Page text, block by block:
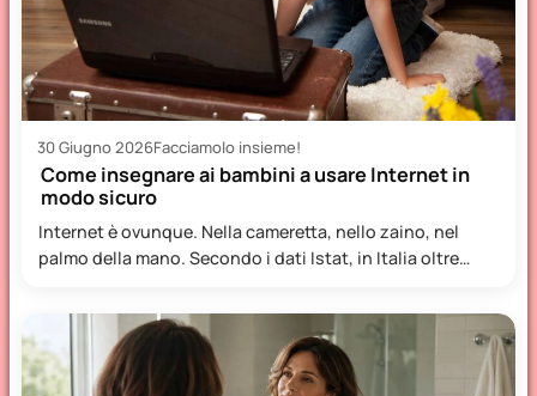
30 Giugno 2026Facciamolo insieme!
Come insegnare ai bambini a usare Internet in
modo sicuro
Internet è ovunque. Nella cameretta, nello zaino, nel
palmo della mano. Secondo i dati Istat, in Italia oltre…